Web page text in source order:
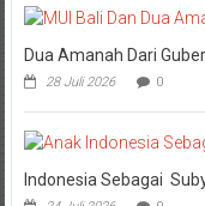
Dua Amanah Dari
28 Juli 2026 0
Indonesia Sebagai